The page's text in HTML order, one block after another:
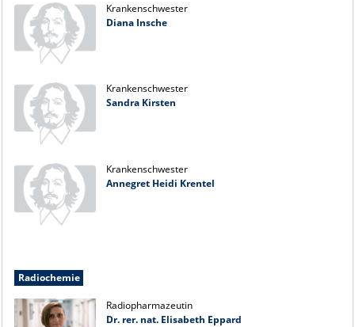
Krankenschwester
Diana Insche
Krankenschwester
Sandra Kirsten
Krankenschwester
Annegret Heidi Krentel
Radiochemie
Radiopharmazeutin
Dr. rer. nat. Elisabeth Eppard